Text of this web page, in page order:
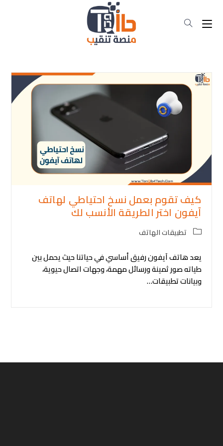
content
كيف تقوم بعمل نسخ احتياطي لهاتف
آيفون اختر الطريقة الأنسب لك
Post تطبيقات الهاتف
يعد هاتف آيفون رفيق أساسي في حياتنا حيث يحمل بين
طياته صور ثمينة ورسائل مهمة، وجهات اتصال حيوية،
وبيانات تطبيقات…